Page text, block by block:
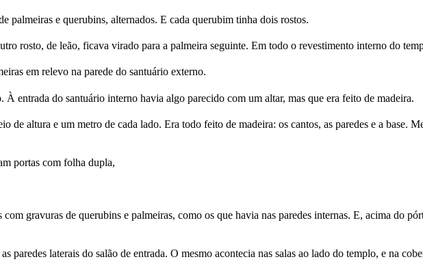
palmeiras e querubins, alternados. E cada querubim tinha dois rostos.
rosto, de leão, ficava virado para a palmeira seguinte. Em todo o revestimento interno do
em relevo na parede do santuário externo.
À entrada do santuário interno havia algo parecido com um altar, mas que era feito de madeira.
de altura e um metro de cada lado. Era todo feito de madeira: os cantos, as paredes e a base.
portas com folha dupla,
gravuras de querubins e palmeiras, como os que havia nas paredes internas. E, acima do
paredes laterais do salão de entrada. O mesmo acontecia nas salas ao lado do templo, e na